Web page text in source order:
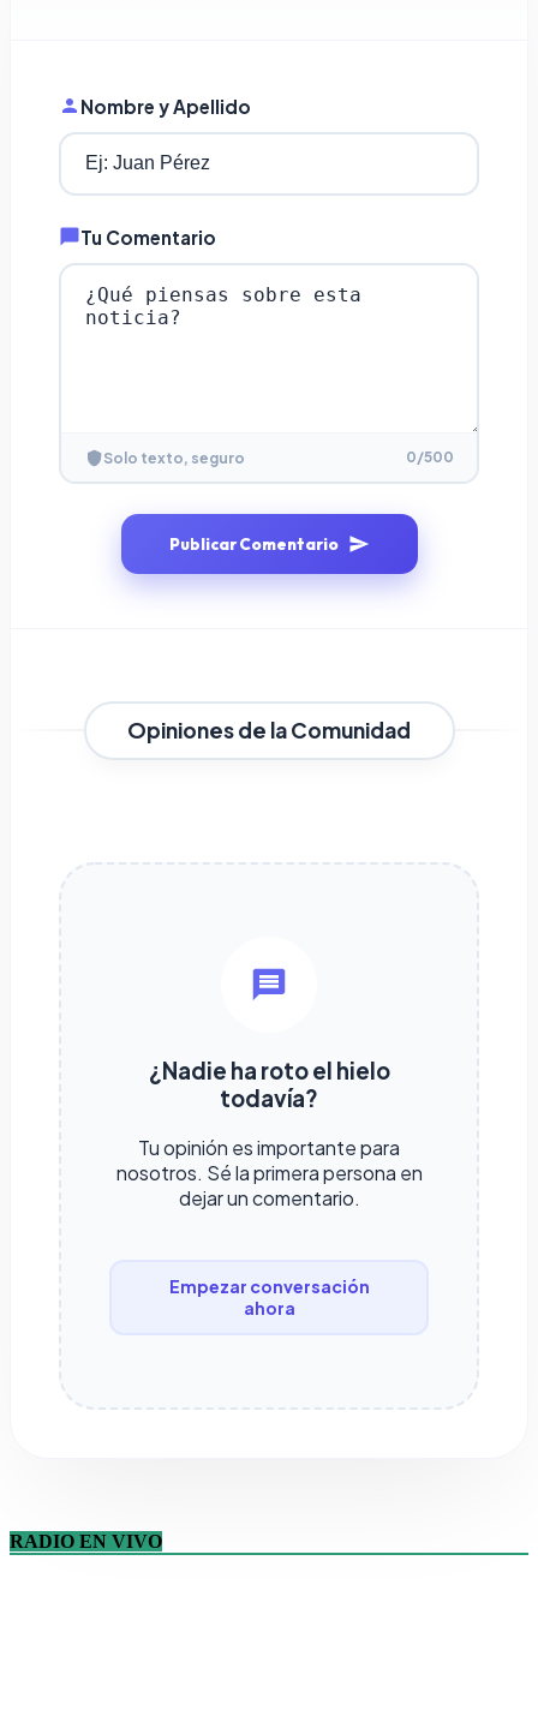
Nombre y Apellido
Tu Comentario
Solo texto, seguro 0/500
Publicar Comentario
Opiniones de la Comunidad
¿Nadie ha roto el hielo
todavía?
Tu opinión es importante para
nosotros. Sé la primera persona en
dejar un comentario.
Empezar conversación
ahora
RADIO EN VIVO